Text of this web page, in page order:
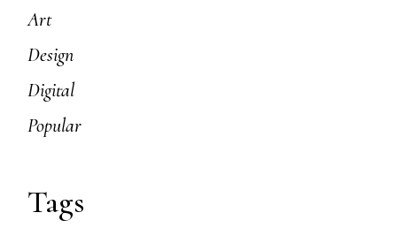
Art
Design
Digital
Popular
Tags